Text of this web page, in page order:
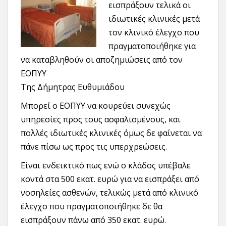
εισπράξουν τελικά οι
ιδιωτικές κλινικές μετά
τον κλινικό έλεγχο που
πραγματοποιήθηκε για
να καταβληθούν οι αποζημιώσεις από τον
ΕΟΠΥΥ
Της Δήμητρας Ευθυμιάδου
Μπορεί ο ΕΟΠΥΥ να κουρεύει συνεχώς
υπηρεσίες προς τους ασφαλισμένους, και
πολλές ιδιωτικές κλινικές όμως δε φαίνεται να
πάνε πίσω ως προς τις υπερχρεώσεις.
Είναι ενδεικτικό πως ενώ ο κλάδος υπέβαλε
κοντά στα 500 εκατ. ευρώ για να εισπράξει από
νοσηλείες ασθενών, τελικώς μετά από κλινικό
έλεγχο που πραγματοποιήθηκε δε θα
εισπράξουν πάνω από 350 εκατ. ευρώ.